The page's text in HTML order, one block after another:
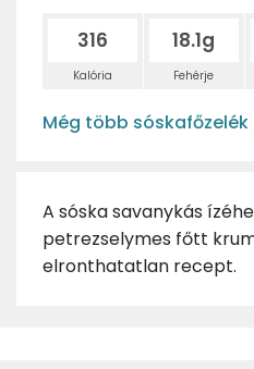
316
Kalória
18.1g
Fehérje
Még több sóskafőzelék
A sóska savanykás
petrezselymes főtt
elronthatatlan recept.